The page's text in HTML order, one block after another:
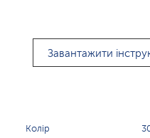
Завантажити
Колір